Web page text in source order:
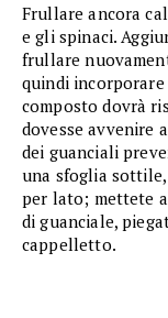
Frullare ancora
e gli spinaci.
frullare
quindi
composto dovrà
dovesse avvenire
dei guanciali
una sfoglia
per lato; mettete
di guanciale,
cappelletto.